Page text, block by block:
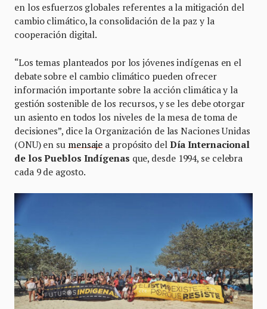
en los esfuerzos globales referentes a la mitigación del
cambio climático, la consolidación de la paz y la
cooperación digital.
“Los temas planteados por los jóvenes indígenas en el
debate sobre el cambio climático pueden ofrecer
información importante sobre la acción climática y la
gestión sostenible de los recursos, y se les debe otorgar
un asiento en todos los niveles de la mesa de toma de
decisiones”, dice la Organización de las Naciones Unidas
(ONU) en su mensaje a propósito del Día Internacional
de los Pueblos Indígenas que, desde 1994, se celebra
cada 9 de agosto.